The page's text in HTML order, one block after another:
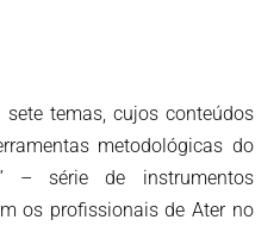
temas, cujos conteúdos
metodológicas do
– série de instrumentos
os profissionais de Ater no